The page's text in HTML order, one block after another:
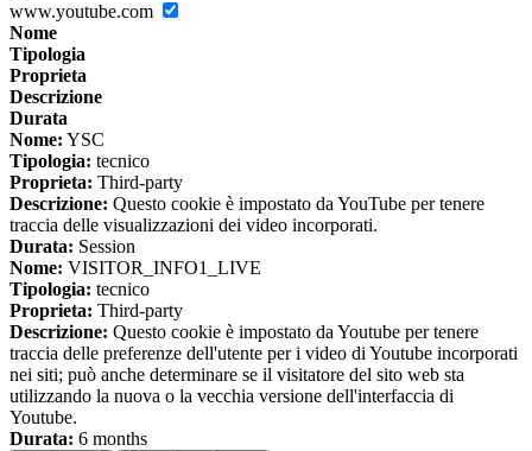
www.youtube.com
Nome
Tipologia
Proprieta
Descrizione
Durata
Nome: YSC
Tipologia: tecnico
Proprieta: Third-party
Descrizione: Questo cookie è impostato da YouTube per tenere
traccia delle visualizzazioni dei video incorporati.
Durata: Session
Nome: VISITOR_INFO1_LIVE
Tipologia: tecnico
Proprieta: Third-party
Descrizione: Questo cookie è impostato da Youtube per tenere
traccia delle preferenze dell'utente per i video di Youtube incorporati
nei siti; può anche determinare se il visitatore del sito web sta
utilizzando la nuova o la vecchia versione dell'interfaccia di
Youtube.
Durata: 6 months